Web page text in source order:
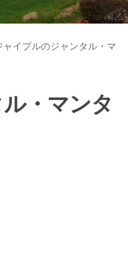
ャイプルのジャンタル・マ
・マンタ